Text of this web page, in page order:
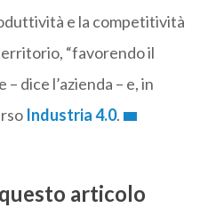
e la competitività
“favorendo il
dice l’azienda – e, in
Industria 4.0.
articolo